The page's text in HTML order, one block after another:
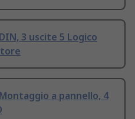
3 uscite 5 Logico
a pannello, 4